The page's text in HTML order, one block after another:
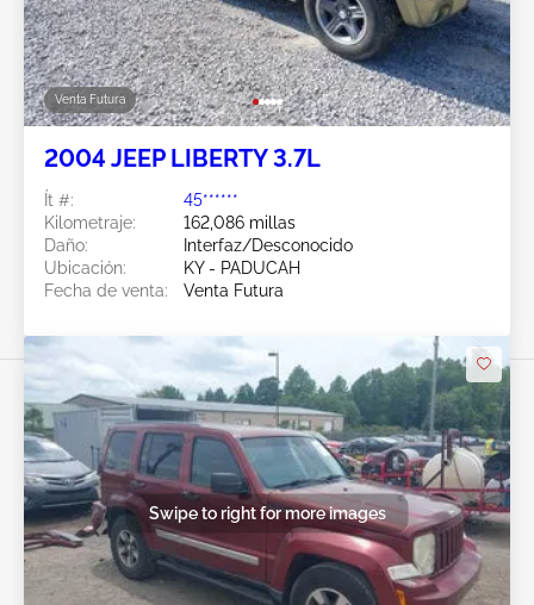
Venta Futura
2004 JEEP LIBERTY 3.7L
Ít #:
45******
Kilometraje:
162,086 millas
Daño:
Interfaz/Desconocido
Ubicación:
KY - PADUCAH
Fecha de venta:
Venta Futura
Swipe to right for more images